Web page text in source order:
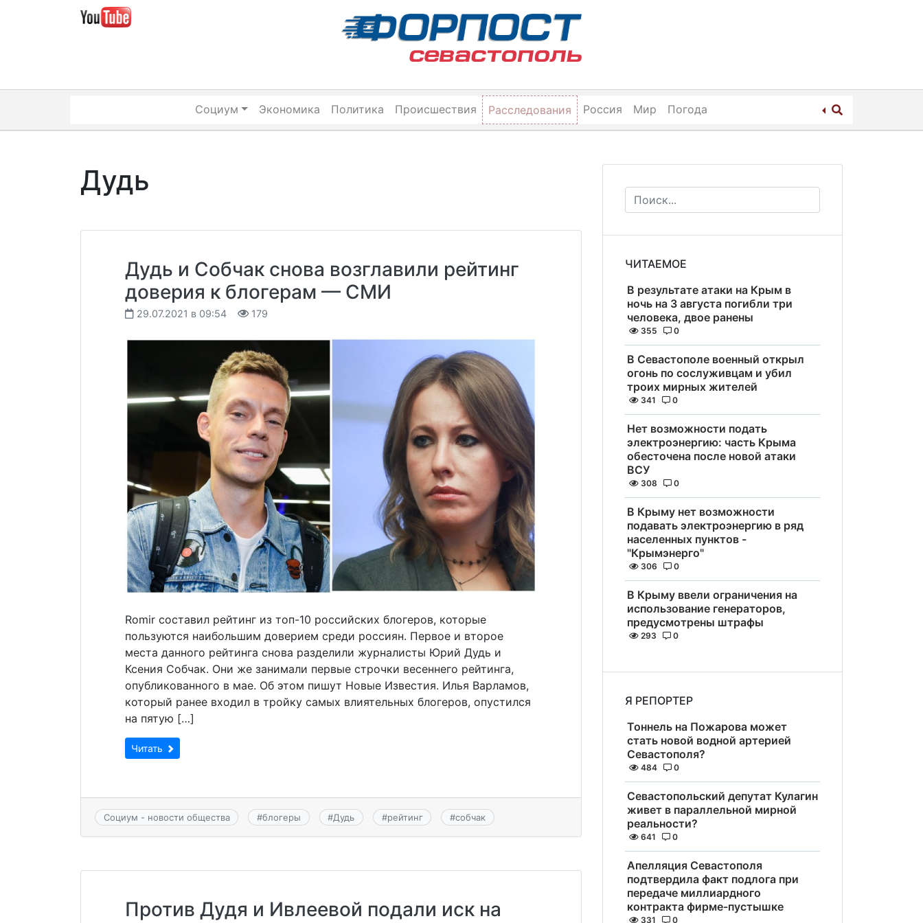
Социум Экономика Политика Происшествия Расследования Россия Мир Погода
Дудь
Дудь и Собчак снова возглавили рейтинг
доверия к блогерам — СМИ
29.07.2021 в 09:54 179
Romir составил рейтинг из топ-10 российских блогеров, которые
пользуются наибольшим доверием среди россиян. Первое и второе
места данного рейтинга снова разделили журналисты Юрий Дудь и
Ксения Собчак. Они же занимали первые строчки весеннего рейтинга,
опубликованного в мае. Об этом пишут Новые Известия. Илья Варламов,
который ранее входил в тройку самых влиятельных блогеров, опустился
на пятую […]
Читать
Социум - новости общества #блогеры #Дудь #рейтинг #собчак
Против Дудя и Ивлеевой подали иск на
ЧИТАЕМОЕ
В результате атаки на Крым в
ночь на 3 августа погибли три
человека, двое ранены
355 0
В Севастополе военный открыл
огонь по сослуживцам и убил
троих мирных жителей
341 0
Нет возможности подать
электроэнергию: часть Крыма
обесточена после новой атаки
ВСУ
308 0
В Крыму нет возможности
подавать электроэнергию в ряд
населенных пунктов -
"Крымэнерго"
306 0
В Крыму ввели ограничения на
использование генераторов,
предусмотрены штрафы
293 0
Я РЕПОРТЕР
Тоннель на Пожарова может
стать новой водной артерией
Севастополя?
484 0
Севастопольский депутат Кулагин
живет в параллельной мирной
реальности?
641 0
Апелляция Севастополя
подтвердила факт подлога при
передаче миллиардного
контракта фирме-пустышке
331 0